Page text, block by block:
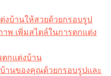
งบ้านให้สวยด้วยกรอบรูป
พ เพิ่มสไตล์ในการตกแต่ง
กแต่งบ้าน
านของคุณด้วยกรอบรูปและ